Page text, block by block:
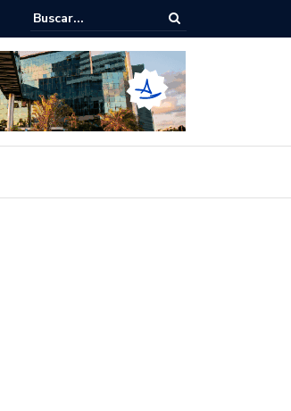
Faculdade de Coimbra sobre parcerias para